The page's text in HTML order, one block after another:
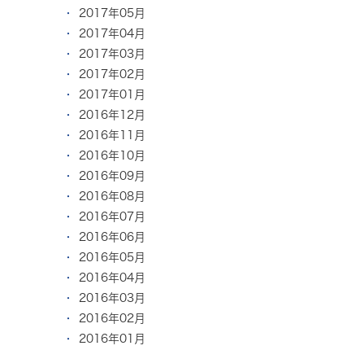
2017年05月
2017年04月
2017年03月
2017年02月
2017年01月
2016年12月
2016年11月
2016年10月
2016年09月
2016年08月
2016年07月
2016年06月
2016年05月
2016年04月
2016年03月
2016年02月
2016年01月